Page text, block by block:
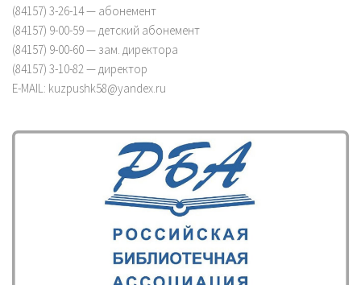
(84157) 3-26-14 — абонемент
(84157) 9-00-59 — детский абонемент
(84157) 9-00-60 — зам. директора
(84157) 3-10-82 — директор
E-MAIL: kuzpushk58@yandex.ru